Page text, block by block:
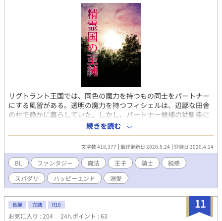
がこの世界にも存在した。 『貴様のような虫ケラ、本来なら僕に
背を向けるなどと斬首ものだ。しかし、僕は寛大だ！！ 許す。
喜べ、貴様を今日から王族である僕の傍に置いてやろう！』 そ
いつはバカだった。しかし、なんと王族でもあった。 王族とい
う権力を振り翳し、盾にするヤバい奴。嫌味ったらしい口調に人
をすぐにバカにする。気に入らない奴は全員斬首。 『ぼ、僕に向
かってなんたる失礼な態度っ……！！ 今すぐ首をっ』 『殿下っ
たら大変です、向こうで殿下のお好きな竜種が飛んでいた気がし
ます。すぐに外に出て見に行きませんとー』 『なにっ！？ 本当
か、タタラ！ こうしては居られぬ、すぐに連れて行け！』 し
かし、オレは彼に拾われた。 どんなに嫌な奴でも、どんなに周
りに嫌われていっても、彼はどうしようもない恩人だった。だか
らせめて多少の恩を返してから逃げ出そうと思っていたのに、事
態はどんどん最悪な展開を迎えて行く。 気に入らなければ即断
罪。意中の騎士に全く好かれずよく暴走するバカ王子。果ては王
都にまで及ぶ危険。命の危機など日常的に！ しかし、一緒にい
ればいるほど惹かれてしまう気持ちは……ただの忠誠心なのか？
スラム出身、第十一王子の守護魔導師。 これは運命によって
もたらされた出会い。唯一の魔法を駆使しながら、タタラは今日
も今日とてワガママ王子の手綱を引きながら平凡な生活に焦がれ
ている。 ※BL作品 恋愛要素は前半皆無。戦闘描写等多数。健全
すぎる、健全すぎて怪しいけどこれはBLです。 ．
リグトラント王国では、同色の魔力を持つもの同士をパートナー
にする風習がある。透明の魔力を持つフィシェルは、辺鄙な田舎
の村で静かに暮らしていた。しかし、パートナー候補の幼馴染に
乱暴されかけてしまう。身の安全のため、特別な魔力を持つとい
う第五王子とパートナーのフリをすることに…… スパダリ騎士王
子×病弱鈍感魔導師。 ※付きはR18回です。 ※作中に出てくるア
ルビノを想起させる描写を含め、この作品は全てフィクションで
あり、現実とはなんの関係もありません。何でも平気という方の
みお読みください。 ※他サイトにも掲載しています。完結まで毎
日18時に更新予約済みです。
続きを読む
文字数 418,377 最終更新日 2020.5.24 登録日 2020.4.14
BL ファンタジー 魔法 王子 騎士
鈍感
スパダリ
ハッピーエンド 溺愛
11
長編 完結 R18
お気に入り : 204 24h.ポイント : 63